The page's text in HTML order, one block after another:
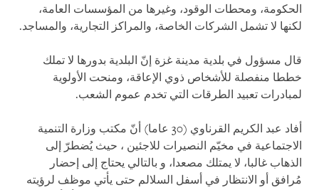
الحكومة، ومحطات الوقود، وغيرها من المؤسسات العامة،
لكنها لا تشمل الشركات الخاصة، والمراكز التجارية، والمساجد.
قال مسؤول في بلدية مدينة غزة إنّ البلدية بدورها لا تملك
خططا منفصلة للأشخاص ذوي الإعاقة، ومنحت الأولوية
لمبادرات تعبيد الطرقات التي تخدم عموم الشعب.
أفاد عبد الكريم القرناوي (30 عاما) أنّ مكتب وزارة التنمية
الاجتماعية في مخيّم النصيرات للاجئين ، حيث يُضطرّ إلى
الذهاب غالبا، لا يمتلك مصعدا، و بالتالي يحتاج إلى إحضار
مُرافق أو الانتظار في أسفل السلالم حتى يأتي موظف لرؤيته